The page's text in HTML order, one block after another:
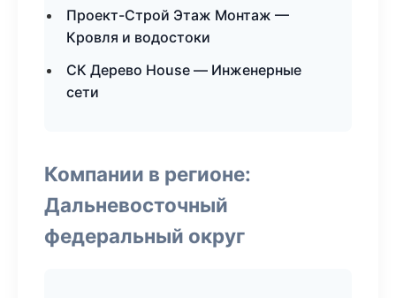
Проект-Строй Этаж Монтаж —
Кровля и водостоки
СК Дерево House — Инженерные
сети
Компании в регионе:
Дальневосточный
федеральный округ